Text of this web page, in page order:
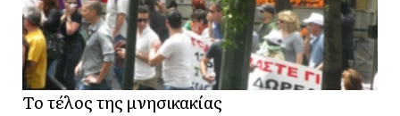
Το τέλος της μνησικακίας